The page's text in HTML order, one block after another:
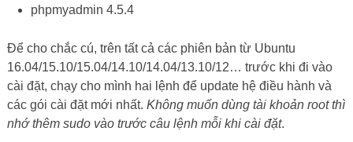
phpmyadmin 4.5.4
Để cho chắc cú, trên tất cả các phiên bản từ Ubuntu
16.04/15.10/15.04/14.10/14.04/13.10/12… trước khi đi vào
cài đặt, chạy cho mình hai lệnh để update hệ điều hành và
các gói cài đặt mới nhất. Không muốn dùng tài khoản root thì
nhớ thêm sudo vào trước câu lệnh mỗi khi cài đặt.